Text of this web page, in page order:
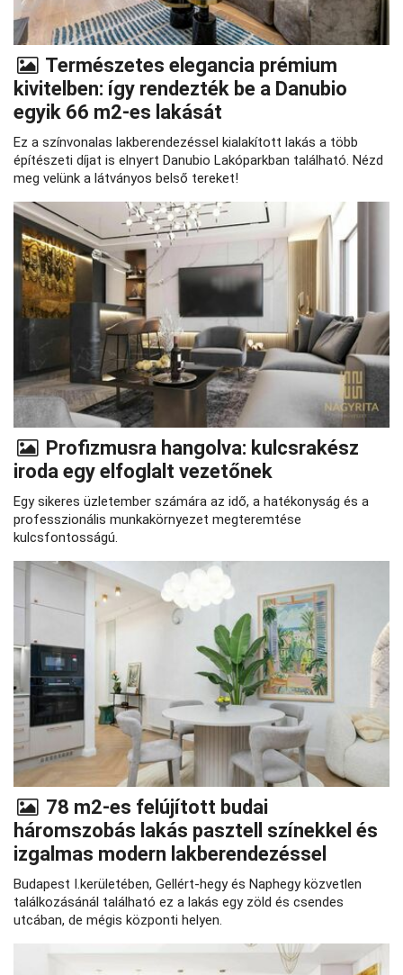
Természetes elegancia prémium
kivitelben: így rendezték be a Danubio
egyik 66 m2-es lakását
Ez a színvonalas lakberendezéssel kialakított lakás a több
építészeti díjat is elnyert Danubio Lakóparkban található. Nézd
meg velünk a látványos belső tereket!
Profizmusra hangolva: kulcsrakész
iroda egy elfoglalt vezetőnek
Egy sikeres üzletember számára az idő, a hatékonyság és a
professzionális munkakörnyezet megteremtése
kulcsfontosságú.
78 m2-es felújított budai
háromszobás lakás pasztell színekkel és
izgalmas modern lakberendezéssel
Budapest I.kerületében, Gellért-hegy és Naphegy közvetlen
találkozásánál található ez a lakás egy zöld és csendes
utcában, de mégis központi helyen.